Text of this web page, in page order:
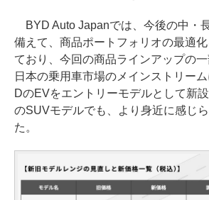
BYD Auto Japanでは、今後の中・
備えて、商品ポートフォリオの最適
ており、今回の商品ラインアップの一
日本の乗用車市場のメインストリー
DのEVをエントリーモデルとして新
のSUVモデルでも、より身近に感じ
た。